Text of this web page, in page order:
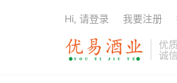
优
诚
Hi, 请登录 我要注册